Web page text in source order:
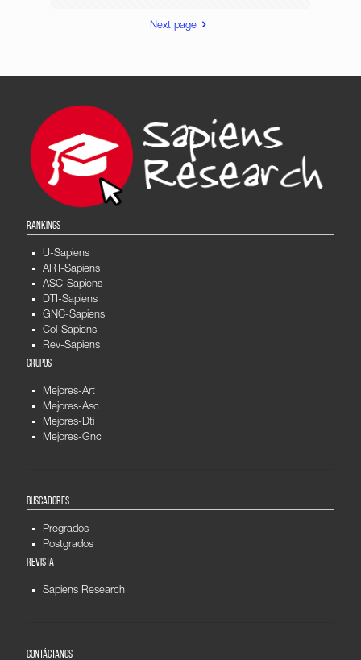
Next page
RANKINGS
U-Sapiens
ART-Sapiens
ASC-Sapiens
DTI-Sapiens
GNC-Sapiens
Col-Sapiens
Rev-Sapiens
GRUPOS
Mejores-Art
Mejores-Asc
Mejores-Dti
Mejores-Gnc
BUSCADORES
Pregrados
Postgrados
REVISTA
Sapiens Research
CONTÁCTANOS